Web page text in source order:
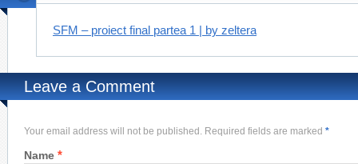
SFM – proiect final partea 1 | by zeltera
Leave a Comment
Your email address will not be published. Required fields are marked *
Name *